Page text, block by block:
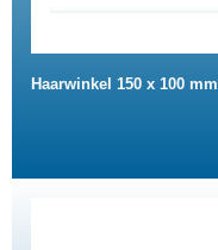
Haarwinkel 150 x 100 mm